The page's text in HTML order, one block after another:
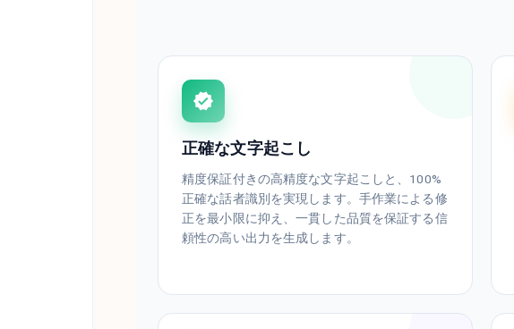
正確な文字起こし
精度保証付きの高精度な文字起こしと、100%
正確な話者識別を実現します。手作業による修
正を最小限に抑え、一貫した品質を保証する信
頼性の高い出力を生成します。